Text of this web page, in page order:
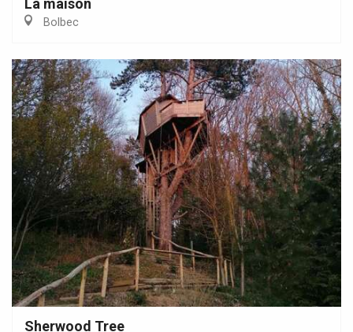
La maison
Bolbec
Sherwood Tree